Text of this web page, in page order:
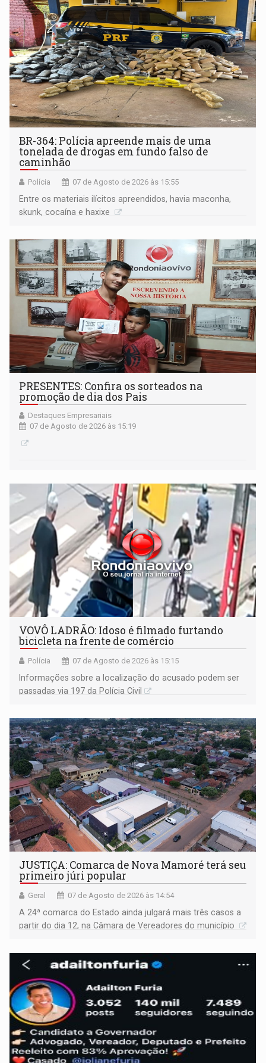
BR-364: Polícia apreende mais de uma
tonelada de drogas em fundo falso de
caminhão
Polícia 07 de Agosto de 2026 às 15:55
Entre os materiais ilícitos apreendidos, havia maconha,
skunk, cocaína e haxixe
PRESENTES: Confira os sorteados na
promoção de dia dos Pais
Destaques Empresariais
07 de Agosto de 2026 às 15:19
VOVÔ LADRÃO: Idoso é filmado furtando
bicicleta na frente de comércio
Polícia 07 de Agosto de 2026 às 15:15
Informações sobre a localização do acusado podem ser
passadas via 197 da Polícia Civil
JUSTIÇA: Comarca de Nova Mamoré terá seu
primeiro júri popular
Geral 07 de Agosto de 2026 às 14:54
A 24ª comarca do Estado ainda julgará mais três casos a
partir do dia 12, na Câmara de Vereadores do município